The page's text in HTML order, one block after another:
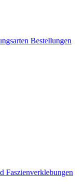
Bestellungen
Faszienverklebungen